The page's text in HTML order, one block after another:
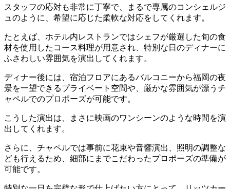
スタッフの応対も非常に丁寧で、まるで専属のコンシェルジ
ュのように、希望に応じた柔軟な対応をしてくれます。
たとえば、ホテル内レストランではシェフが厳選した旬の食
材を使用したコース料理が用意され、特別な日のディナーに
ふさわしい雰囲気を演出してくれます。
ディナー後には、宿泊フロアにあるバルコニーから福岡の夜
景を一望できるプライベート空間や、厳かな雰囲気が漂うチ
ャペルでのプロポーズが可能です。
こうした演出は、まさに映画のワンシーンのような時間を演
出してくれます。
さらに、チャペルでは事前に花束や音響演出、照明の調整な
ども行えるため、細部にまでこだわったプロポーズの準備が
可能です。